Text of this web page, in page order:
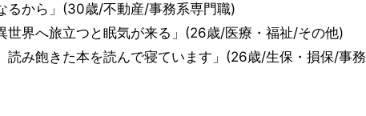
るから」(30歳/不動産/事務系専門職)
世界へ旅立つと眠気が来る」(26歳/医療・福祉/その他)
読み飽きた本を読んで寝ています」(26歳/生保・損保/事務